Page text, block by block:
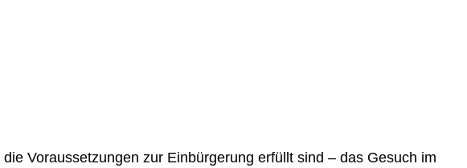
Voraussetzungen zur Einbürgerung erfüllt sind – das Gesuch im